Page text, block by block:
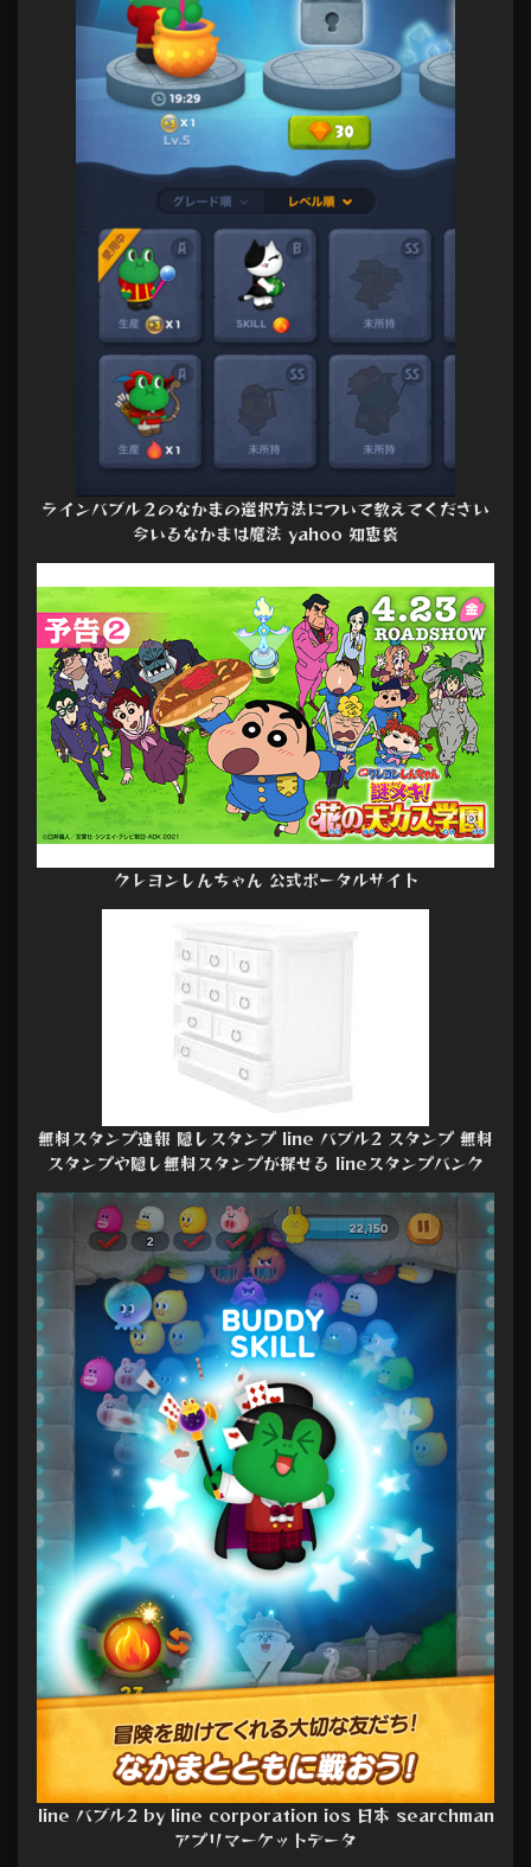
ラインバブル２のなかまの選択方法について教えてください
今いるなかまは魔法 yahoo 知恵袋
クレヨンしんちゃん 公式ポータルサイト
無料スタンプ速報 隠しスタンプ line バブル2 スタンプ 無料
スタンプや隠し無料スタンプが探せる lineスタンプバンク
line バブル2 by line corporation ios 日本 searchman
アプリマーケットデータ